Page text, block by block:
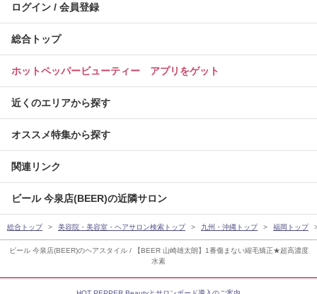
ビール 今泉店(BEER)のヘアスタイル / 【BEER 山崎雄太朗】1番傷まない縮毛矯正★超高濃度
水素
ログイン / 会員登録
総合トップ
ホットペッパービューティー アプリをゲット
近くのエリアから探す
オススメ特集から探す
関連リンク
ビール 今泉店(BEER)の近隣サロン
総合トップ 美容院・美容室・ヘアサロン検索トップ 九州・沖縄トップ 福岡トップ